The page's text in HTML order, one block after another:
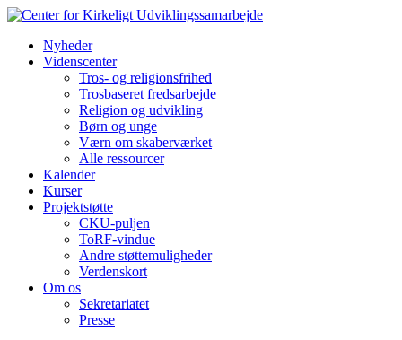
Nyheder
Videnscenter
Tros- og religionsfrihed
Trosbaseret fredsarbejde
Religion og udvikling
Børn og unge
Værn om skaberværket
Alle ressourcer
Kalender
Kurser
Projektstøtte
CKU-puljen
ToRF-vindue
Andre støttemuligheder
Verdenskort
Om os
Sekretariatet
Presse